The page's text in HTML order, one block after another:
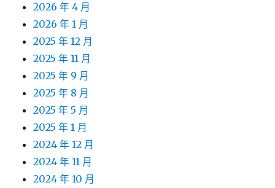
2026 年 4 月
2026 年 1 月
2025 年 12 月
2025 年 11 月
2025 年 9 月
2025 年 8 月
2025 年 5 月
2025 年 1 月
2024 年 12 月
2024 年 11 月
2024 年 10 月